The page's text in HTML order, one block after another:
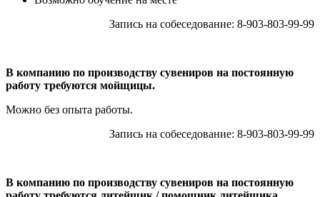
Запись на собеседование: 8-903-803-99-99
В компанию по производству сувениров на постоянную
работу требуются мойщицы.
Можно без опыта работы.
Запись на собеседование: 8-903-803-99-99
В компанию по производству сувениров на постоянную